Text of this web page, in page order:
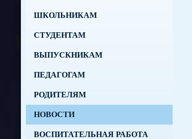
ШКОЛЬНИКАМ
СТУДЕНТАМ
ВЫПУСКНИКАМ
ПЕДАГОГАМ
РОДИТЕЛЯМ
НОВОСТИ
ВОСПИТАТЕЛЬНАЯ РАБОТА